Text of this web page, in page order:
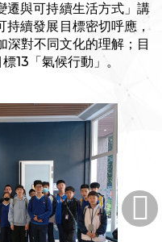
遷與可持續生活方式」講
持續發展目標密切呼應，
對不同文化的理解；目
13「氣候行動」。